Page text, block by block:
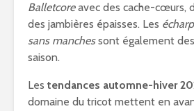
Balletcoreavec des cache-cœurs,
des jambières épaisses. Les
sans manchessont également
saison.
Les tendances automne-hiver
domaine du tricot mettent en